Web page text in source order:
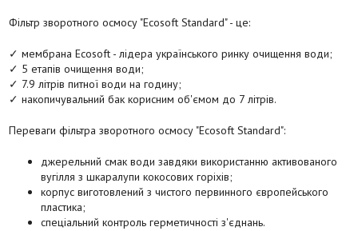
Фільтр зворотного осмосу "Ecosoft Standard" - це:
✓ мембрана Ecosoft - лідера українського ринку очищення води;
✓ 5 етапів очищення води;
✓ 7.9 літрів питної води на годину;
✓ накопичувальний бак корисним об'ємом до 7 літрів.
Переваги фільтра зворотного осмосу "Ecosoft Standard":
джерельний смак води завдяки використанню активованого
вугілля з шкаралупи кокосових горіхів;
корпус виготовлений з чистого первинного європейського
пластика;
спеціальний контроль герметичності з'єднань.